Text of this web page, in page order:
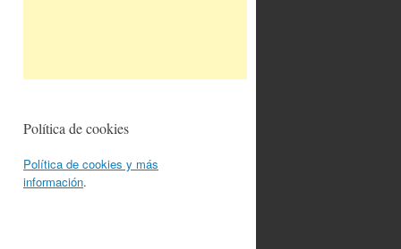
Política de cookies
Política de cookies y más
información.